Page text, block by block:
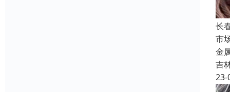
长
市
金
吉
23-